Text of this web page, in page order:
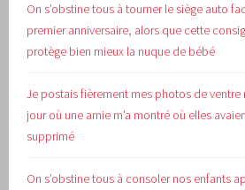
On s’obstine tous à tourner le siège auto
premier anniversaire, alors que cette
protège bien mieux la nuque de bébé
Je postais fièrement mes photos de ventre
jour où une amie m’a montré où elles
supprimé
On s’obstine tous à consoler nos enfants